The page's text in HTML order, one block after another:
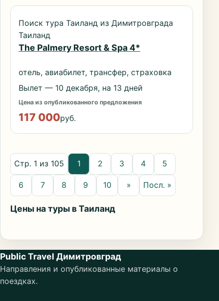
Поиск тура Таиланд из Димитровграда
Таиланд
The Palmery Resort & Spa 4*
отель, авиабилет, трансфер, страховка
Вылет — 10 декабря, на 13 дней
Цена из опубликованного предложения
117 000руб.
Стр. 1 из 105 1 2 3 4 5
6 7 8 9 10 » Посл. »
Цены на туры в Таиланд
Public Travel Димитровград
Направления и опубликованные материалы о
поездках.